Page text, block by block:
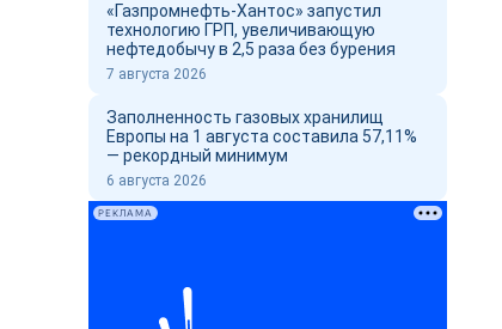
«Газпромнефть-Хантос» запустил
технологию ГРП, увеличивающую
нефтедобычу в 2,5 раза без бурения
7 августа 2026
Заполненность газовых хранилищ
Европы на 1 августа составила 57,11%
— рекордный минимум
6 августа 2026
РЕКЛАМА